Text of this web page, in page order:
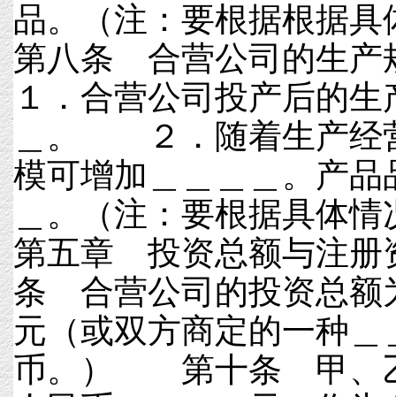
品。（注：要根据根
第八条 合营公司的生
１．合营公司投产后的
＿。 ２．随着生产经
模可增加＿＿＿＿。产品
＿。（注：要根据
第五章 投资总额与
条 合营公司的投资总额
元（或双方商定的一种＿
币。） 第十条 甲、乙